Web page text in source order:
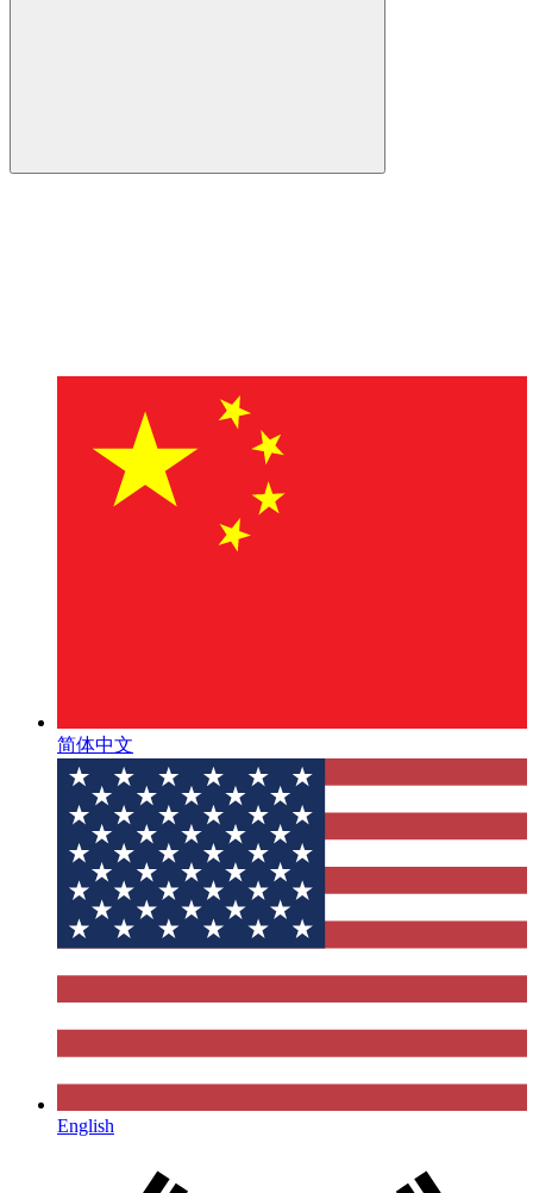
简体中文
English